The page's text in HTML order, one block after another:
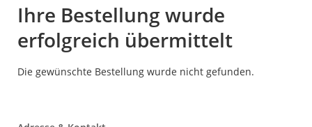
Ihre Bestellung wurde
erfolgreich übermittelt
Die gewünschte Bestellung wurde nicht gefunden.